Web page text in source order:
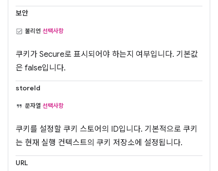
보안
불리언 선택사항
쿠키가 Secure로 표시되어야 하는지 여부입니다. 기본값
은 false입니다.
storeId
문자열 선택사항
쿠키를 설정할 쿠키 스토어의 ID입니다. 기본적으로 쿠키
는 현재 실행 컨텍스트의 쿠키 저장소에 설정됩니다.
URL